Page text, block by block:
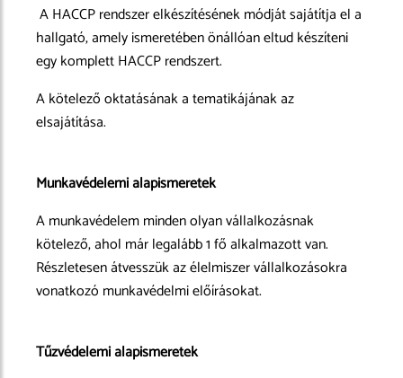
A HACCP rendszer elkészítésének módját sajátítja el a
hallgató, amely ismeretében önállóan eltud készíteni
egy komplett HACCP rendszert.
A kötelező oktatásának a tematikájának az
elsajátítása.
Munkavédelemi alapismeretek
A munkavédelem minden olyan vállalkozásnak
kötelező, ahol már legalább 1 fő alkalmazott van.
Részletesen átvesszük az élelmiszer vállalkozásokra
vonatkozó munkavédelmi előírásokat.
Tűzvédelemi alapismeretek